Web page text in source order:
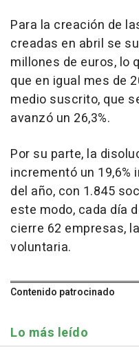
Para la creación de
creadas en abril se
millones de euros, lo
que en igual mes de
medio suscrito, que
avanzó un 26,3%.
Por su parte, la
incrementó un
del año, con 1.845
este modo, cada día
cierre 62 empresas,
voluntaria.
Contenido patrocinado
Lo más leído